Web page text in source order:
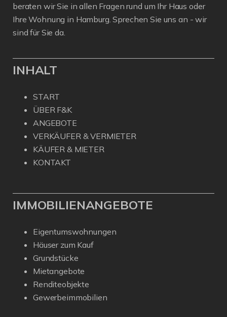
beraten wir Sie in allen Fragen rund um Ihr Haus oder
Ihre Wohnung in Hamburg. Sprechen Sie uns an - wir
sind für Sie da.
INHALT
START
ÜBER F&K
ANGEBOTE
VERKÄUFER & VERMIETER
KÄUFER & MIETER
KONTAKT
IMMOBILIENANGEBOTE
Eigentumswohnungen
Häuser zum Kauf
Grundstücke
Mietangebote
Renditeobjekte
Gewerbeimmobilien